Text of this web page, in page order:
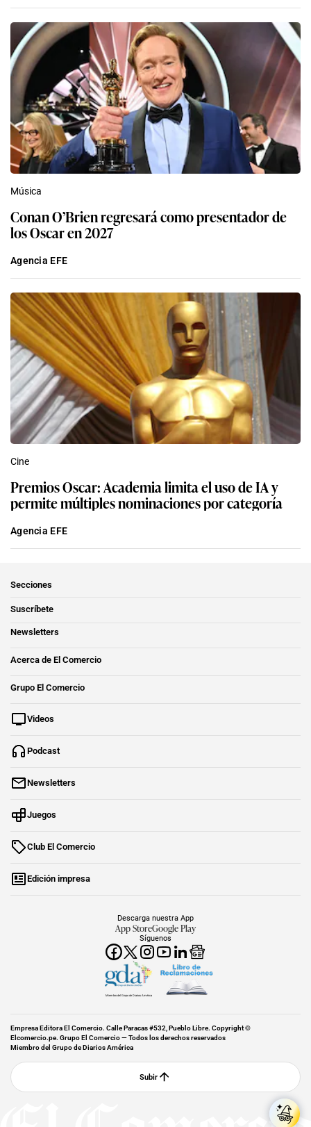
Música
Conan O’Brien regresará como presentador de
los Oscar en 2027
Agencia EFE
Cine
Premios Oscar: Academia limita el uso de IA y
permite múltiples nominaciones por categoría
Agencia EFE
Secciones
Suscríbete
Newsletters
Acerca de El Comercio
Grupo El Comercio
Videos
Podcast
Newsletters
Juegos
Club El Comercio
Edición impresa
Síguenos
Descarga nuestra App
App StoreGoogle Play
Miembro del Grupo de Diarios América
Empresa Editora El Comercio. Calle Paracas #532, Pueblo Libre. Copyright ©
Elcomercio.pe. Grupo El Comercio — Todos los derechos reservados
Miembro del Grupo de Diarios América
Subir